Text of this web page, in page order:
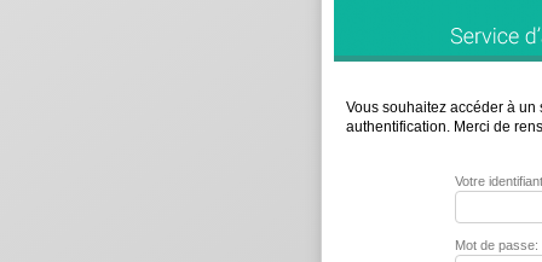
Vous souhaitez accéder à
authentification. Merci de
Votre
Mot de passe: